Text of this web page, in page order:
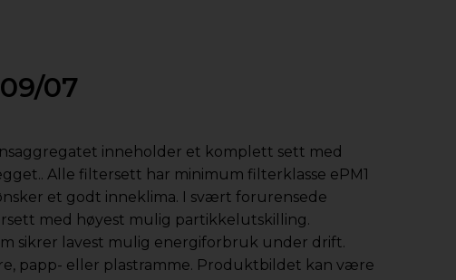
07
inneholder et komplett sett med
Alle filtersett har minimum filterklasse ePM1
et godt inneklima. I svært forurensede
med høyest mulig partikkelutskilling.
sikrer lavest mulig energiforbruk under drift.
papp- eller plastramme. Produktbildet kan være